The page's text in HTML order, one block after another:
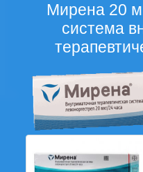
Мирена 20
система